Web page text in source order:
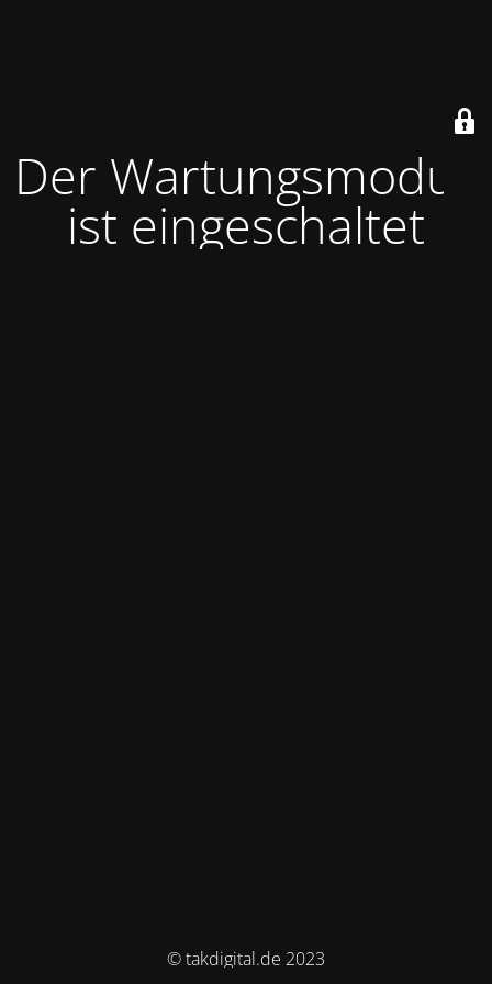
Der Wartungsmodus
ist eingeschaltet
© takdigital.de 2023